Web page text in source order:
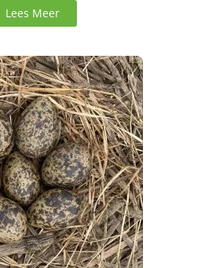
Lees Meer